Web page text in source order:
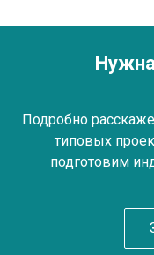
Подробно
типовых
подготовим